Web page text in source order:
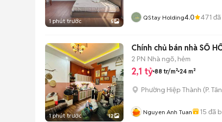
1 phút trước 5 QStay Holding4.0 471
1 phút trước 12
Chính chủ bán nhà SỔ
2 PN Nhà ngõ, hẻm
2,1 tỷ 88 tr/m² 24 m²
Phường Hiệp Thành (P.
Nguyen Anh Tuan 15 đã